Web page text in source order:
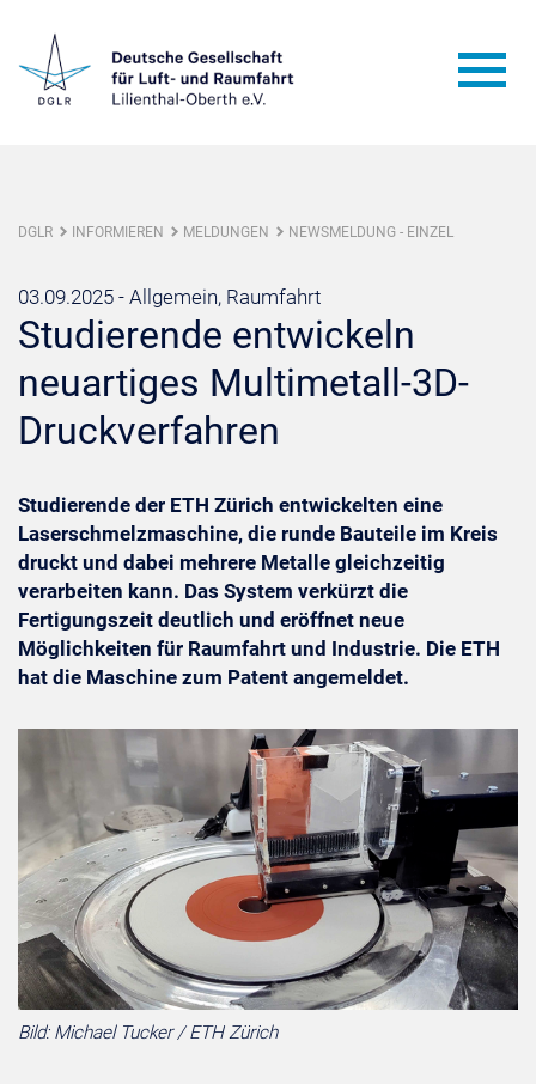
DGLR INFORMIEREN MELDUNGEN NEWSMELDUNG - EINZEL
03.09.2025 - Allgemein, Raumfahrt
Studierende entwickeln
neuartiges Multimetall-3D-
Druckverfahren
Studierende der ETH Zürich entwickelten eine
Laserschmelzmaschine, die runde Bauteile im Kreis
druckt und dabei mehrere Metalle gleichzeitig
verarbeiten kann. Das System verkürzt die
Fertigungszeit deutlich und eröffnet neue
Möglichkeiten für Raumfahrt und Industrie. Die ETH
hat die Maschine zum Patent angemeldet.
Bild: Michael Tucker / ETH Zürich